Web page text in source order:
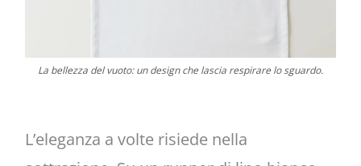
La bellezza del vuoto: un design che lascia respirare lo sguardo.
L’eleganza a volte risiede nella